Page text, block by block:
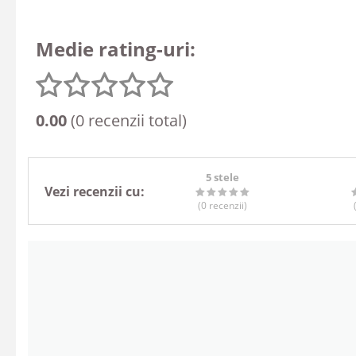
Medie rating-uri:
0.00(0 recenzii total)
Vezi recenzii cu:
5 stele
(0 recenzii)